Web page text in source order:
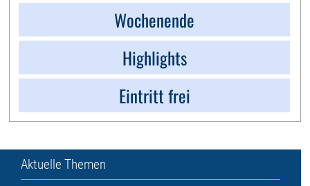
Wochenende
Highlights
Eintritt frei
Aktuelle Themen